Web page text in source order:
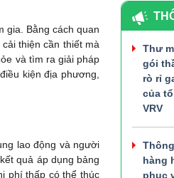
gia. Bằng cách quan
thiện cần thiết mà
và tìm ra giải pháp
kiện địa phương,
lao động và người
quả áp dụng bảng
phí thấp có thể thúc
Thư
gói
rò rỉ
của
VRV
hàng
phục